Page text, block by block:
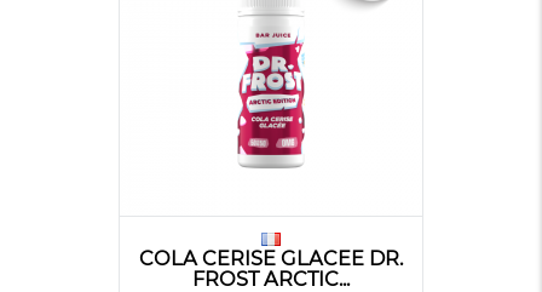
COLA CERISE GLACEE DR.
FROST ARCTIC...